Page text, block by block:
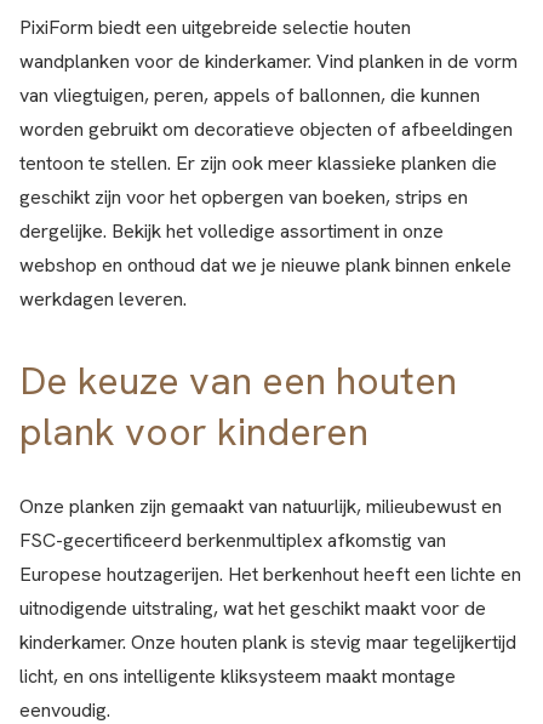
PixiForm biedt een uitgebreide selectie houten
wandplanken voor de kinderkamer. Vind planken in de vorm
van vliegtuigen, peren, appels of ballonnen, die kunnen
worden gebruikt om decoratieve objecten of afbeeldingen
tentoon te stellen. Er zijn ook meer klassieke planken die
geschikt zijn voor het opbergen van boeken, strips en
dergelijke. Bekijk het volledige assortiment in onze
webshop en onthoud dat we je nieuwe plank binnen enkele
werkdagen leveren.
De keuze van een houten
plank voor kinderen
Onze planken zijn gemaakt van natuurlijk, milieubewust en
FSC-gecertificeerd berkenmultiplex afkomstig van
Europese houtzagerijen. Het berkenhout heeft een lichte en
uitnodigende uitstraling, wat het geschikt maakt voor de
kinderkamer. Onze houten plank is stevig maar tegelijkertijd
licht, en ons intelligente kliksysteem maakt montage
eenvoudig.